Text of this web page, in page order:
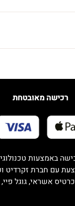
רכישה מאובטחת
אשראי, גוגל